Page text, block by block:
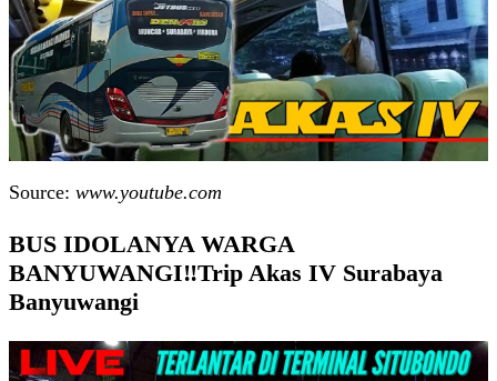
Source: www.youtube.com
BUS IDOLANYA WARGA
BANYUWANGI‼️Trip Akas IV Surabaya
Banyuwangi